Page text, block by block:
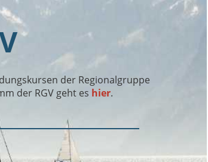
der Regionalgruppe
der RGV geht es hier.